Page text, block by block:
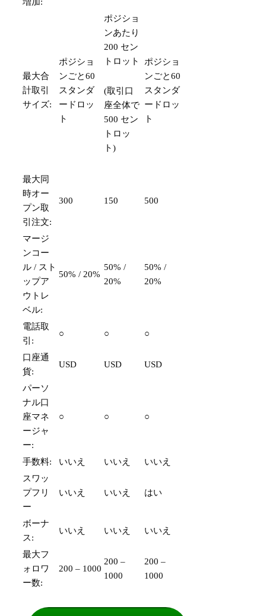
最大合
計取引
サイズ:
ポジショ
ンごと60
スタンダ
ードロッ
ト
ポジショ
ンあたり
200 セン
トロット
(取引口
座全体で
500 セン
トロッ
ト)
ポジショ
ンごと60
スタンダ
ードロッ
ト
最大同
時オー
プン取
引注文:
300 150 500
マージ
ンコー
ル / スト
ップア
ウトレ
ベル:
50% / 20%
50% /
20%
50% /
20%
電話取
引:
○ ○ ○
口座通
貨:
USD USD USD
パーソ
ナル口
座マネ
ージャ
ー:
○ ○ ○
手数料: いいえ いいえ
いいえ
スワッ
プフリ
ー
いいえ いいえ はい
ボーナ
ス:
いいえ いいえ いいえ
最大フ
ォロワ
ー数:
200 – 1000
200 –
1000
200 –
1000